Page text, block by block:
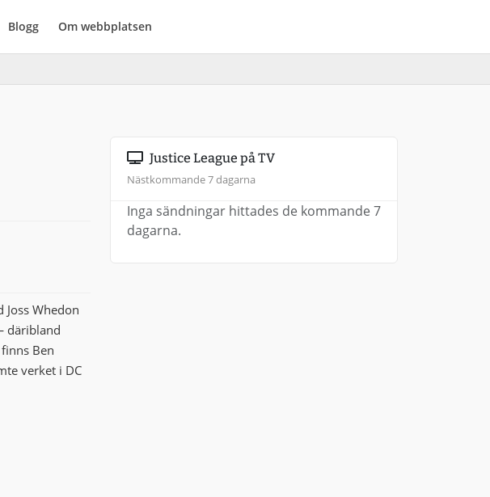
Blogg Om webbplatsen
Whedon
däribland
Ben
verket i DC
Justice League på TV
Nästkommande 7 dagarna
Inga sändningar hittades de kommande 7
dagarna.